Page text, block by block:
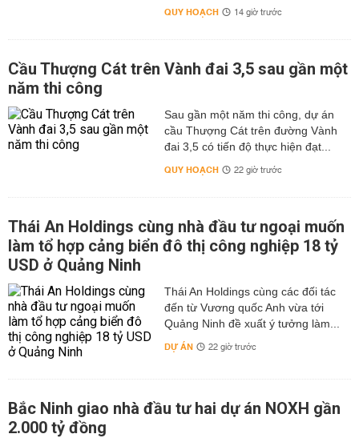
QUY HOẠCH 14 giờ trước
Cầu Thượng Cát trên Vành đai 3,5 sau gần một
năm thi công
Sau gần một năm thi công, dự án
cầu Thượng Cát trên đường Vành
đai 3,5 có tiến độ thực hiện đạt...
QUY HOẠCH 22 giờ trước
Thái An Holdings cùng nhà đầu tư ngoại muốn
làm tổ hợp cảng biển đô thị công nghiệp 18 tỷ
USD ở Quảng Ninh
Thái An Holdings cùng các đối tác
đến từ Vương quốc Anh vừa tới
Quảng Ninh đề xuất ý tưởng làm...
DỰ ÁN 22 giờ trước
Bắc Ninh giao nhà đầu tư hai dự án NOXH gần
2.000 tỷ đồng